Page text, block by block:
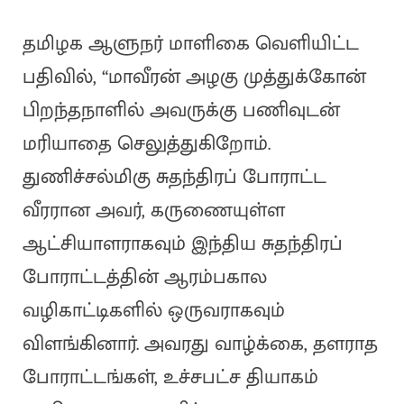
தமிழக ஆளுநர் மாளிகை வெளியிட்ட
பதிவில், “மாவீரன் அழகு முத்துக்கோன்
பிறந்தநாளில் அவருக்கு பணிவுடன்
மரியாதை செலுத்துகிறோம்.
துணிச்சல்மிகு சுதந்திரப் போராட்ட
வீரரான அவர், கருணையுள்ள
ஆட்சியாளராகவும் இந்திய சுதந்திரப்
போராட்டத்தின் ஆரம்பகால
வழிகாட்டிகளில் ஒருவராகவும்
விளங்கினார். அவரது வாழ்க்கை, தளராத
போராட்டங்கள், உச்சபட்ச தியாகம்